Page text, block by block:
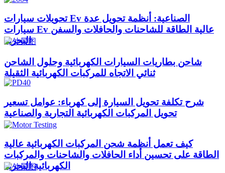
تحويلات سيارات Ev الصناعية: أنظمة تحويل عدة
سيارات Ev عالية الطاقة للشاحنات والحافلات والسفن
البحرية
شاحن بطاريات السيارات الكهربائية وحلول الشاحن
ثنائي الاتجاه للمركبات الكهربائية الثقيلة
شرح تكلفة تحويل السيارة إلى كهرباء: عوامل تسعير
تحويل المركبات الكهربائية التجارية والصناعية
كيف تعمل أنظمة شحن المركبات الكهربائية عالية
الطاقة على تحسين أداء الحافلات والشاحنات والمركبات
الكهربائية البحرية